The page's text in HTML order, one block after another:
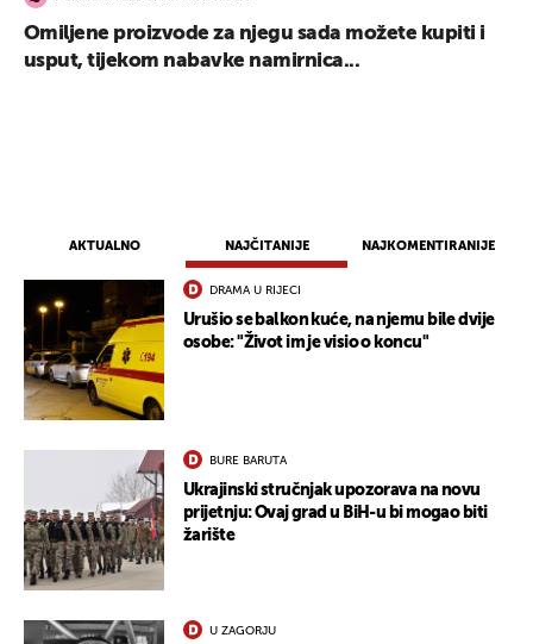
AKTUALNO NAJČITANIJE NAJKOMENTIRANIJE
DRAMA U RIJECI
Urušio se balkon kuće, na njemu bile dvije
osobe: "Život im je visio o koncu"
BURE BARUTA
Ukrajinski stručnjak upozorava na novu
prijetnju: Ovaj grad u BiH-u bi mogao biti
žarište
U ZAGORJU
Omiljene proizvode za njegu sada možete kupiti i
usput, tijekom nabavke namirnica...